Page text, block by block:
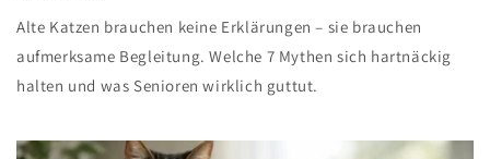
Alte Katzen brauchen keine Erklärungen – sie brauchen
aufmerksame Begleitung. Welche 7 Mythen sich hartnäckig
halten und was Senioren wirklich guttut.